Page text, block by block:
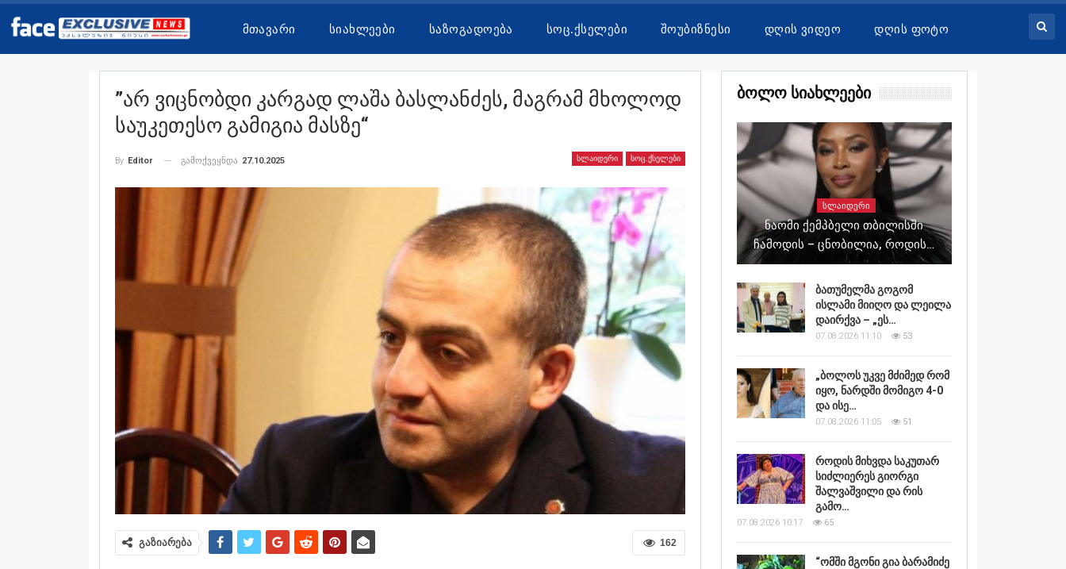
Მთავარი Სიახლეები Საზოგადოება Სოც.ქსელები Შოუბიზნესი Დღის Ვიდეო Დღის Ფოტო
”არ Ვიცნობდი Კარგად Ლაშა Ბასლანძეს, Მაგრამ Მხოლოდ
Საუკეთესო Გამიგია Მასზე“
ᲡᲚᲐᲘᲓᲔᲠᲘ ᲡᲝᲪ.ᲥᲡᲔᲚᲔᲑᲘ
By Editor გამოქვეყნდა 27.10.2025
162
გაზიარება
Ბოლო Სიახლეები
ᲡᲚᲐᲘᲓᲔᲠᲘ
Ნაომი Ქემპბელი Თბილისში
Ჩამოდის – Ცნობილია, Როდის…
ბათუმელმა გოგომ
ისლამი მიიღო და ლეილა
დაირქვა – „ეს…
07.08.2026 11:10 53
„ბოლოს უკვე მძიმედ რომ
იყო, ნარდში მომიგო 4-0
და ისე…
07.08.2026 11:05 51
როდის მიხვდა საკუთარ
სიძლიერეს გიორგი
შალვაშვილი და რის
გამო…
07.08.2026 10:17 65
“ომში მგონი გია ბარამიძე